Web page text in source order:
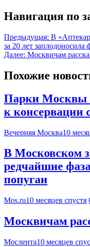
Навигация по
Предыдущая: В
за 20 лет заплодоносила
Далее: Москвичам
Похожие
Парки Москвы
к консервации
Вечерняя Москва10
В Московском
редчайшие
попугаи
Mos.ru10 месяцев спустя
Москвичам
Мослента10 месяцев